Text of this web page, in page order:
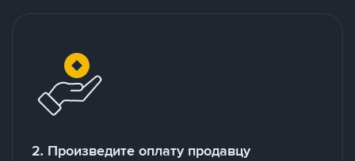
2. Произведите оплату продавцу